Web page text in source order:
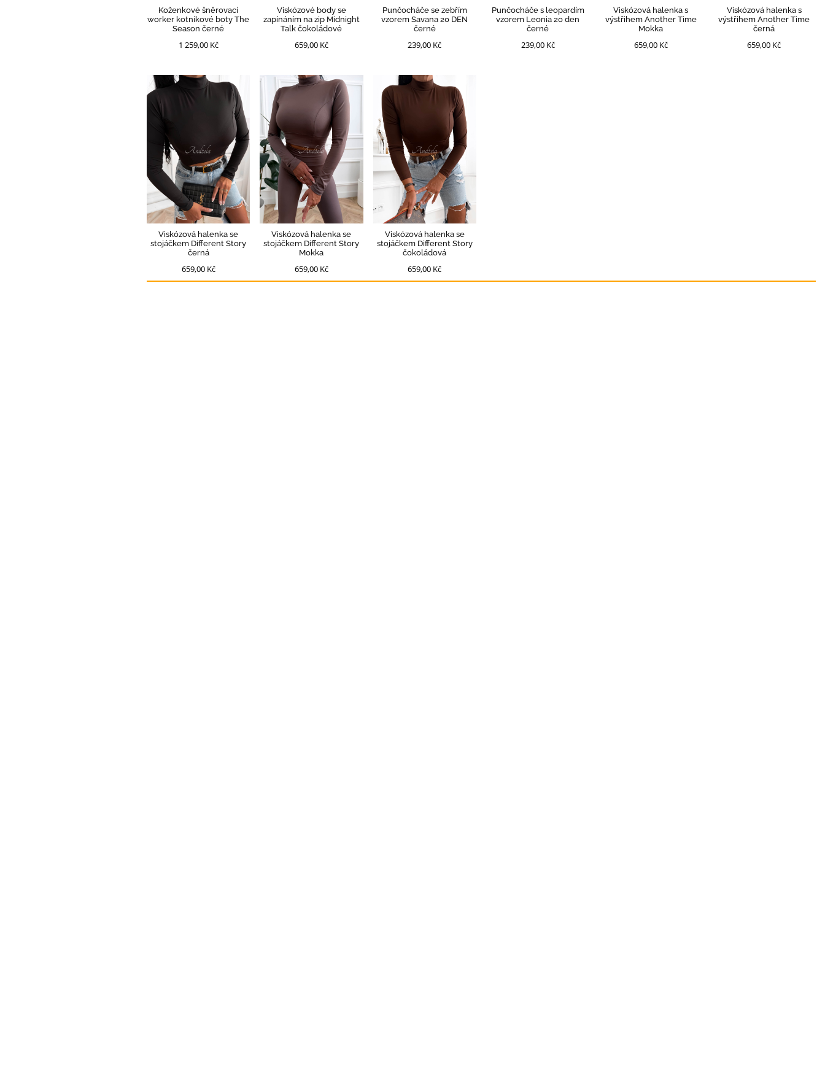
Koženkové šněrovací
worker kotníkové boty The
Season černé
1 259,00 Kč
Viskózové body se
zapínáním na zip Midnight
Talk čokoládové
659,00 Kč
Punčocháče se zebřím
vzorem Savana 20 DEN
černé
239,00 Kč
Punčocháče s leopardím
vzorem Leonia 20 den
černé
239,00 Kč
Viskózová halenka s
výstřihem Another Time
Mokka
659,00 Kč
Viskózová halenka s
výstřihem Another Time
černá
659,00 Kč
Viskózová halenka se
stojáčkem Different Story
černá
659,00 Kč
Viskózová halenka se
stojáčkem Different Story
Mokka
659,00 Kč
Viskózová halenka se
stojáčkem Different Story
čokoládová
659,00 Kč